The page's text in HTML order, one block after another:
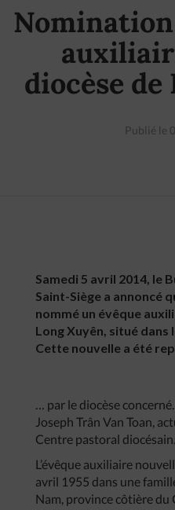
Nomination
diocèse de
Publié le
Samedi 5 avril 2014, le
Saint-Siège a annoncé
nommé un évêque
Long Xuyên, situé
Cette nouvelle a été
… par le diocèse
Joseph Trân Van Toan,
Centre pastoral diocésain.
L’évêque auxiliaire
avril 1955 dans une
Nam, province côtière